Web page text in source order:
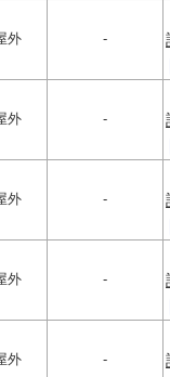
外 -
外 -
外 -
外 -
外 -